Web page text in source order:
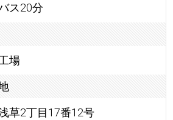
ス20分
場
草2丁目17番12号